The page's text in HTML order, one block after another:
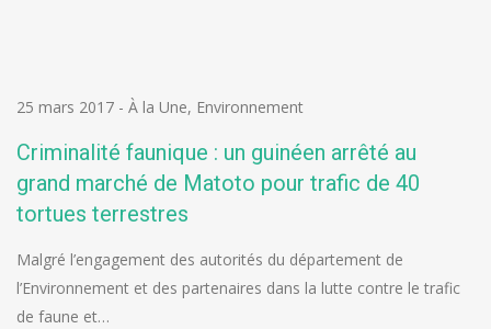
25 mars 2017 - À la Une, Environnement
Criminalité faunique : un guinéen arrêté au
grand marché de Matoto pour trafic de 40
tortues terrestres
Malgré l’engagement des autorités du département de
l’Environnement et des partenaires dans la lutte contre le trafic
de faune et…